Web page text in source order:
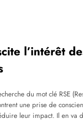
l’intérêt
du mot clé RSE
une prise de
leur impact. Il en va